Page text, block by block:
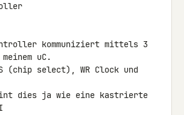
kommuniziert mittels 3
uC.
(chip select), WR Clock und
dies ja wie eine kastrierte